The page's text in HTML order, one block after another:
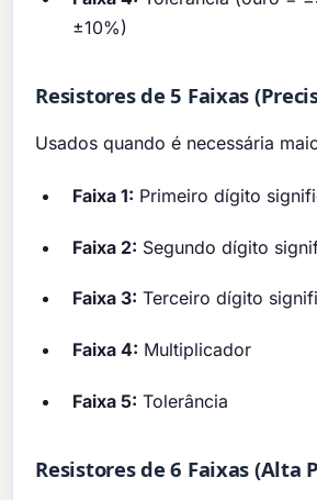
±10%)
Resistores de 5 Faixas
Usados quando é necessária
Faixa 1: Primeiro dígito
Faixa 2: Segundo dígito
Faixa 3: Terceiro dígito
Faixa 4: Multiplicador
Faixa 5: Tolerância
Resistores de 6 Faixas (Alta